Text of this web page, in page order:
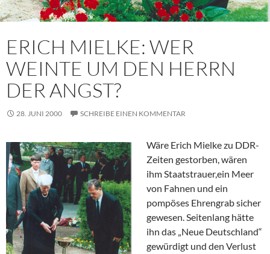
ERICH MIELKE: WER
WEINTE UM DEN HERRN
DER ANGST?
28. JUNI 2000 SCHREIBE EINEN KOMMENTAR
Wäre Erich Mielke zu DDR-
Zeiten gestorben, wären
ihm Staatstrauer,ein Meer
von Fahnen und ein
pompöses Ehrengrab sicher
gewesen. Seitenlang hätte
ihn das „Neue Deutschland“
gewürdigt und den Verlust